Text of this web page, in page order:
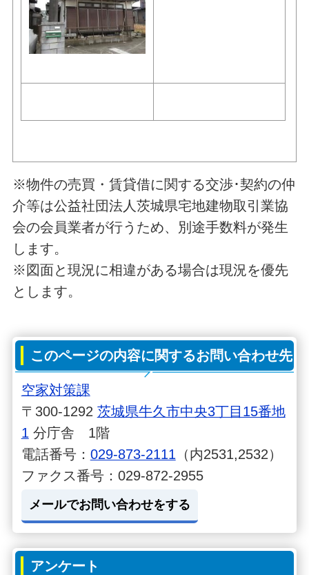
※物件の売買・賃貸借に関する交渉･契約の仲
介等は公益社団法人茨城県宅地建物取引業協
会の会員業者が行うため、別途手数料が発生
します。
※図面と現況に相違がある場合は現況を優先
とします。
このページの内容に関するお問い合わせ先
空家対策課
〒300-1292 茨城県牛久市中央3丁目15番地
1 分庁舎 1階
電話番号： 029-873-2111 （内2531,2532）
ファクス番号：029-872-2955
メールでお問い合わせをする
アンケート